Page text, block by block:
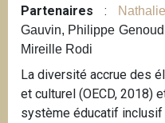
Partenaires :
Gauvin, Philippe
Mireille Rodi
La diversité accrue des
et culturel (OECD, 2018)
système éducatif inclusif